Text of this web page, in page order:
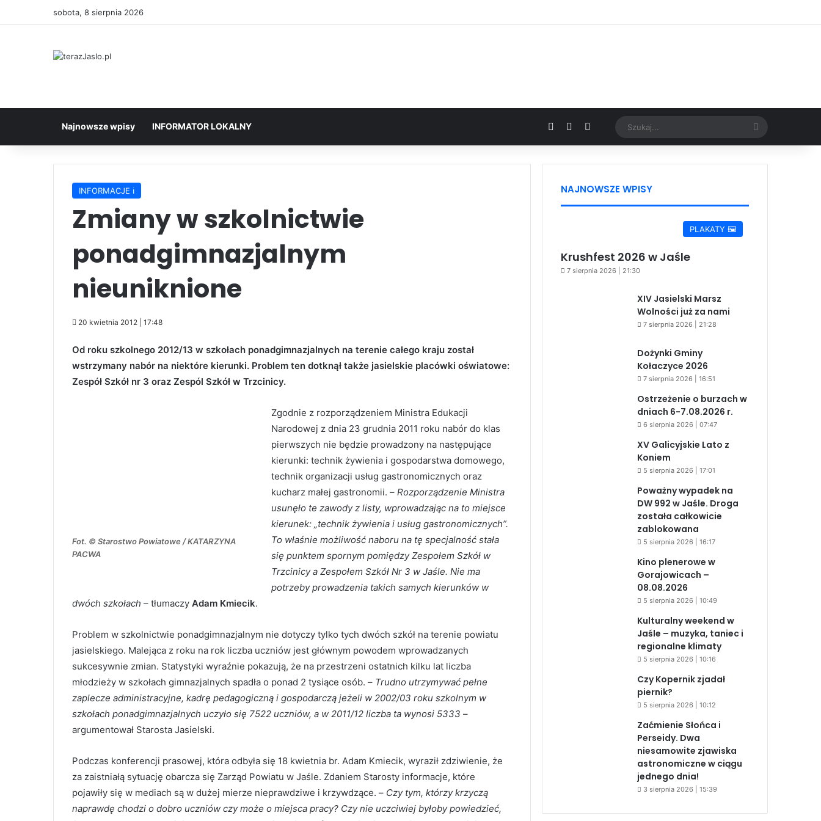
sobota, 8 sierpnia 2026
Najnowsze wpisy INFORMATOR LOKALNY Facebook YouTubeGoogle News Szukaj...
INFORMACJE ℹ️
Zmiany w szkolnictwie
ponadgimnazjalnym
nieuniknione
20 kwietnia 2012 | 17:48
Od roku szkolnego 2012/13 w szkołach ponadgimnazjalnych na terenie całego kraju został
wstrzymany nabór na niektóre kierunki. Problem ten dotknął także jasielskie placówki oświatowe:
Zespół Szkół nr 3 oraz Zespól Szkół w Trzcinicy.
Fot. © Starostwo Powiatowe / KATARZYNA
PACWA
Zgodnie z rozporządzeniem Ministra Edukacji
Narodowej z dnia 23 grudnia 2011 roku nabór do klas
pierwszych nie będzie prowadzony na następujące
kierunki: technik żywienia i gospodarstwa domowego,
technik organizacji usług gastronomicznych oraz
kucharz małej gastronomii. –Rozporządzenie Ministra
usunęło te zawody z listy, wprowadzając na to miejsce
kierunek: „technik żywienia i usług gastronomicznych”.
To właśnie możliwość naboru na tę specjalność stała
się punktem spornym pomiędzy Zespołem Szkół w
Trzcinicy a Zespołem Szkół Nr 3 w Jaśle. Nie ma
potrzeby prowadzenia takich samych kierunków w
dwóch szkołach – tłumaczy Adam Kmiecik.
Problem w szkolnictwie ponadgimnazjalnym nie dotyczy tylko tych dwóch szkół na terenie powiatu
jasielskiego. Malejąca z roku na rok liczba uczniów jest głównym powodem wprowadzanych
sukcesywnie zmian. Statystyki wyraźnie pokazują, że na przestrzeni ostatnich kilku lat liczba
młodzieży w szkołach gimnazjalnych spadła o ponad 2 tysiące osób. – Trudno utrzymywać pełne
zaplecze administracyjne, kadrę pedagogiczną i gospodarczą jeżeli w 2002/03 roku szkolnym w
szkołach ponadgimnazjalnych uczyło się 7522 uczniów, a w 2011/12 liczba ta wynosi 5333 –
argumentował Starosta Jasielski.
Podczas konferencji prasowej, która odbyła się 18 kwietnia br. Adam Kmiecik, wyraził zdziwienie, że
za zaistniałą sytuację obarcza się Zarząd Powiatu w Jaśle. Zdaniem Starosty informacje, które
pojawiły się w mediach są w dużej mierze nieprawdziwe i krzywdzące. – Czy tym, którzy krzyczą
naprawdę chodzi o dobro uczniów czy może o miejsca pracy? Czy nie uczciwiej byłoby powiedzieć,
NAJNOWSZE WPISY
PLAKATY 🖼️
Krushfest 2026 w Jaśle
7 sierpnia 2026 | 21:30
XIV Jasielski Marsz
Wolności już za nami
7 sierpnia 2026 | 21:28
Dożynki Gminy
Kołaczyce 2026
7 sierpnia 2026 | 16:51
Ostrzeżenie o burzach w
dniach 6-7.08.2026 r.
6 sierpnia 2026 | 07:47
XV Galicyjskie Lato z
Koniem
5 sierpnia 2026 | 17:01
Poważny wypadek na
DW 992 w Jaśle. Droga
została całkowicie
zablokowana
5 sierpnia 2026 | 16:17
Kino plenerowe w
Gorajowicach –
08.08.2026
5 sierpnia 2026 | 10:49
Kulturalny weekend w
Jaśle – muzyka, taniec i
regionalne klimaty
5 sierpnia 2026 | 10:16
Czy Kopernik zjadał
piernik?
5 sierpnia 2026 | 10:12
Zaćmienie Słońca i
Perseidy. Dwa
niesamowite zjawiska
astronomiczne w ciągu
jednego dnia!
3 sierpnia 2026 | 15:39